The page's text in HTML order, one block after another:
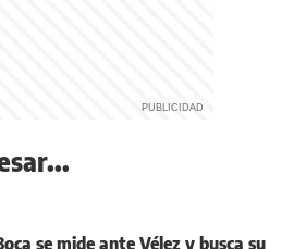
se mide ante Vélez y busca su